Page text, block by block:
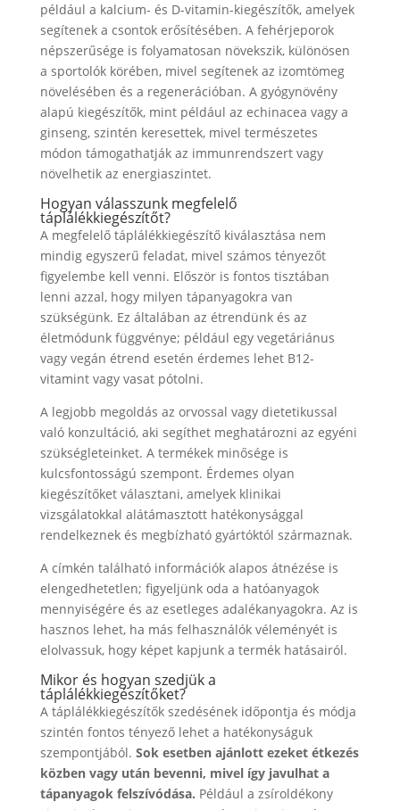
például a kalcium- és D-vitamin-kiegészítők, amelyek
segítenek a csontok erősítésében. A fehérjeporok
népszerűsége is folyamatosan növekszik, különösen
a sportolók körében, mivel segítenek az izomtömeg
növelésében és a regenerációban. A gyógynövény
alapú kiegészítők, mint például az echinacea vagy a
ginseng, szintén keresettek, mivel természetes
módon támogathatják az immunrendszert vagy
növelhetik az energiaszintet.
Hogyan válasszunk megfelelő
táplálékkiegészítőt?
A megfelelő táplálékkiegészítő kiválasztása nem
mindig egyszerű feladat, mivel számos tényezőt
figyelembe kell venni. Először is fontos tisztában
lenni azzal, hogy milyen tápanyagokra van
szükségünk. Ez általában az étrendünk és az
életmódunk függvénye; például egy vegetáriánus
vagy vegán étrend esetén érdemes lehet B12-
vitamint vagy vasat pótolni.
A legjobb megoldás az orvossal vagy dietetikussal
való konzultáció, aki segíthet meghatározni az egyéni
szükségleteinket. A termékek minősége is
kulcsfontosságú szempont. Érdemes olyan
kiegészítőket választani, amelyek klinikai
vizsgálatokkal alátámasztott hatékonysággal
rendelkeznek és megbízható gyártóktól származnak.
A címkén található információk alapos átnézése is
elengedhetetlen; figyeljünk oda a hatóanyagok
mennyiségére és az esetleges adalékanyagokra. Az is
hasznos lehet, ha más felhasználók véleményét is
elolvassuk, hogy képet kapjunk a termék hatásairól.
Mikor és hogyan szedjük a
táplálékkiegészítőket?
A táplálékkiegészítők szedésének időpontja és módja
szintén fontos tényező lehet a hatékonyságuk
szempontjából. Sok esetben ajánlott ezeket étkezés
közben vagy után bevenni, mivel így javulhat a
tápanyagok felszívódása. Például a zsíroldékony